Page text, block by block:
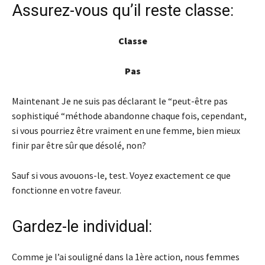
Assurez-vous qu’il reste classe:
Classe
Pas
Maintenant Je ne suis pas déclarant le “peut-être pas
sophistiqué “méthode abandonne chaque fois, cependant,
si vous pourriez être vraiment en une femme, bien mieux
finir par être sûr que désolé, non?
Sauf si vous avouons-le, test. Voyez exactement ce que
fonctionne en votre faveur.
Gardez-le individual:
Comme je l’ai souligné dans la 1ère action, nous femmes